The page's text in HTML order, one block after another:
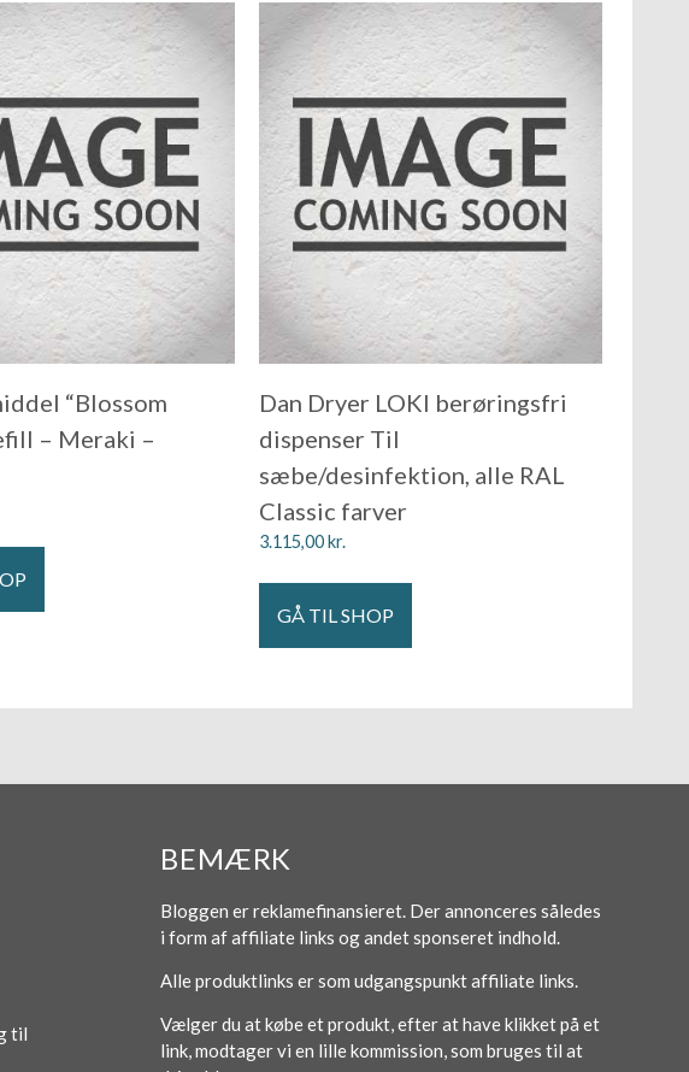
“Blossom
– Meraki –
Dan Dryer LOKI berøringsfri
dispenser Til
sæbe/desinfektion, alle RAL
Classic farver
3.115,00kr.
GÅ TIL SHOP
til
BEMÆRK
Bloggen er reklamefinansieret. Der annonceres således
i form af affiliate links og andet sponseret indhold.
Alle produktlinks er som udgangspunkt affiliate links.
Vælger du at købe et produkt, efter at have klikket på et
link, modtager vi en lille kommission, som bruges til at